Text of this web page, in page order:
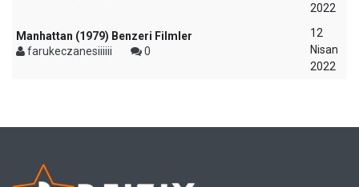
2022
Manhattan (1979) Benzeri Filmler
farukeczanesiiiiii
0
12
Nisan
2022